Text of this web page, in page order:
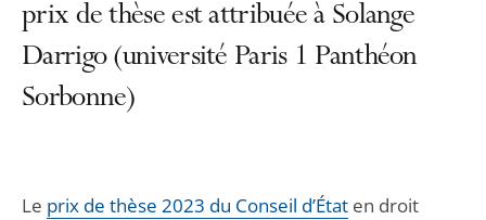
prix de thèse est attribuée à Solange
Darrigo (université Paris 1 Panthéon
Sorbonne)
Le prix de thèse 2023 du Conseil d’État en droit